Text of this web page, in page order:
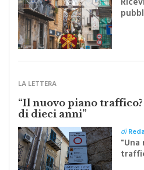
di
LA LETTERA
“Il nuovo piano traffico?
di dieci anni”
di
"Una